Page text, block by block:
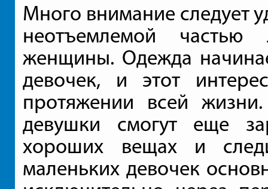
Много внимание следует
неотъемлемой
женщины. Одежда
девочек, и этот
протяжении всей
девушки смогут еще
хороших вещах и
маленьких девочек